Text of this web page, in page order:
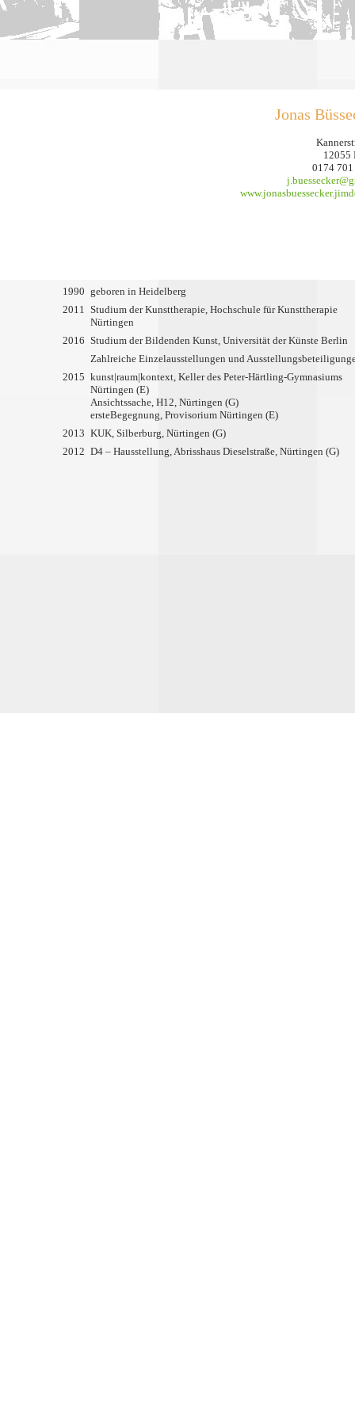
Jonas
12055
0174
1990 geboren in Heidelberg
2011 Studium der Kunsttherapie, Hochschule für Kunsttherapie
Nürtingen
2016 Studium der Bildenden Kunst, Universität der Künste Berlin
Zahlreiche Einzelausstellungen und
2015 kunst|raum|kontext, Keller des Peter-Härtling-Gymnasiums
Nürtingen (E)
Ansichtssache, H12, Nürtingen (G)
ersteBegegnung, Provisorium Nürtingen (E)
2013 KUK, Silberburg, Nürtingen (G)
2012 D4 – Hausstellung, Abrisshaus Dieselstraße, Nürtingen (G)